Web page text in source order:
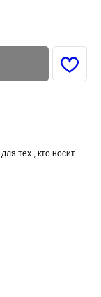
тех , кто носит